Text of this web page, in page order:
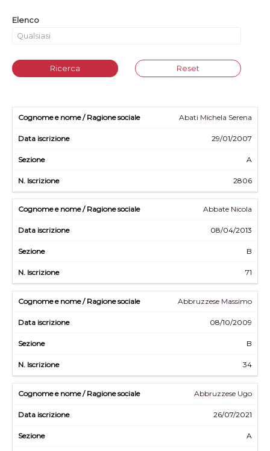
Elenco
Ricerca Reset
Abati Michela Serena
29/01/2007
A
2806
Abbate Nicola
08/04/2013
B
71
Abbruzzese Massimo
08/10/2009
B
34
Abbruzzese Ugo
26/07/2021
A